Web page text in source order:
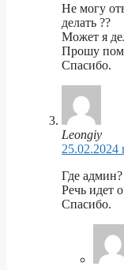
Не могу
делать ??
Может я
Прошу
Спасибо.
Leongiy
25.02.2024
Где админ?
Речь идет
Спасибо.